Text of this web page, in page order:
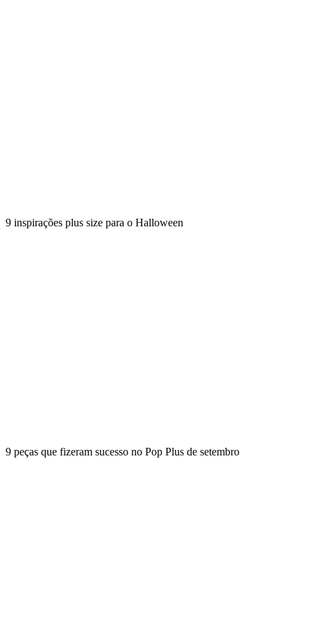
9 inspirações plus size para o Halloween
9 peças que fizeram sucesso no Pop Plus de setembro